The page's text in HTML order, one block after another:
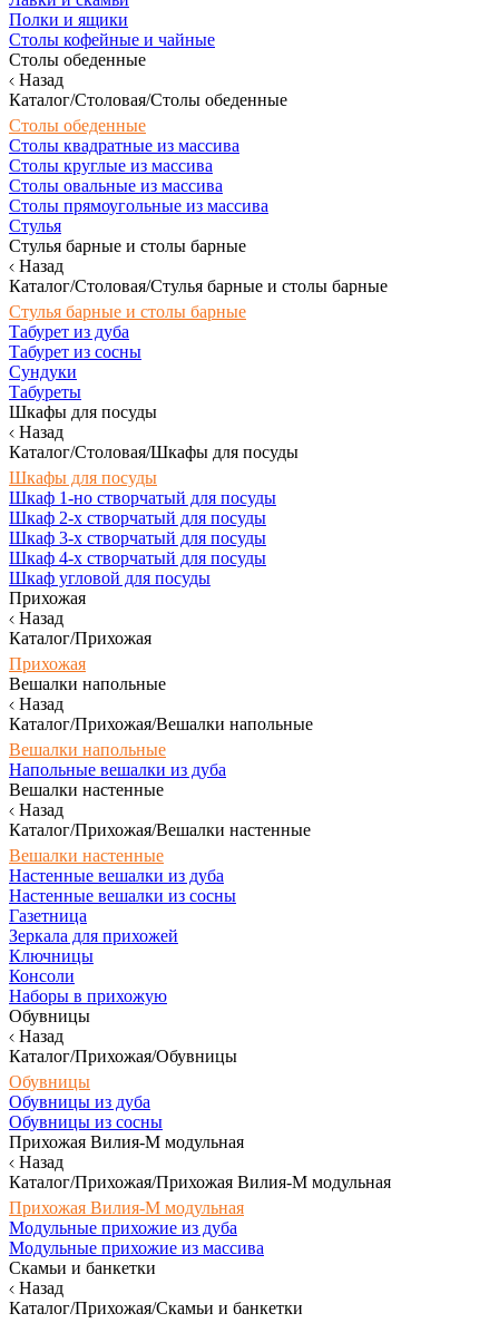
Полки и ящики
Столы кофейные и чайные
Столы обеденные
Назад
Каталог/Столовая/Столы обеденные
Столы обеденные
Столы квадратные из массива
Столы круглые из массива
Столы овальные из массива
Столы прямоугольные из массива
Стулья
Стулья барные и столы барные
Назад
Каталог/Столовая/Стулья барные и столы барные
Стулья барные и столы барные
Табурет из дуба
Табурет из сосны
Сундуки
Табуреты
Шкафы для посуды
Назад
Каталог/Столовая/Шкафы для посуды
Шкафы для посуды
Шкаф 1-но створчатый для посуды
Шкаф 2-х створчатый для посуды
Шкаф 3-х створчатый для посуды
Шкаф 4-х створчатый для посуды
Шкаф угловой для посуды
Прихожая
Назад
Каталог/Прихожая
Прихожая
Вешалки напольные
Назад
Каталог/Прихожая/Вешалки напольные
Вешалки напольные
Напольные вешалки из дуба
Вешалки настенные
Назад
Каталог/Прихожая/Вешалки настенные
Вешалки настенные
Настенные вешалки из дуба
Настенные вешалки из сосны
Газетница
Зеркала для прихожей
Ключницы
Консоли
Наборы в прихожую
Обувницы
Назад
Каталог/Прихожая/Обувницы
Обувницы
Обувницы из дуба
Обувницы из сосны
Прихожая Вилия-М модульная
Назад
Каталог/Прихожая/Прихожая Вилия-М модульная
Прихожая Вилия-М модульная
Модульные прихожие из дуба
Модульные прихожие из массива
Скамьи и банкетки
Назад
Каталог/Прихожая/Скамьи и банкетки